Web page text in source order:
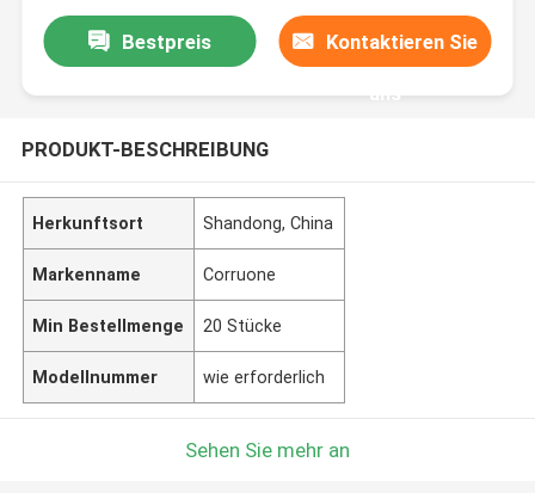
Bestpreis Kontaktieren Sie
uns
PRODUKT-BESCHREIBUNG
Herkunftsort Shandong, China
Markenname Corruone
Min Bestellmenge 20 Stücke
Modellnummer wie erforderlich
Sehen Sie mehr an